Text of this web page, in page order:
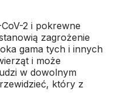
2 i pokrewne
zagrożenie
gama tych i innych
i może
w dowolnym
który z